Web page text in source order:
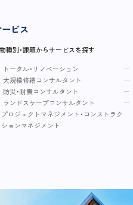
ビス
種別・課題からサービスを探す
トータル・リノベーション
大規模修繕コンサルタント
防災・耐震コンサルタント
ランドスケープコンサルタント
プロジェクトマネジメント・コンストラク
ションマネジメント